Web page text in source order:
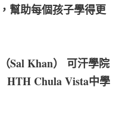
幫助每個孩子學得更
Sal Khan） 可汗學院
HTH Chula Vista中學